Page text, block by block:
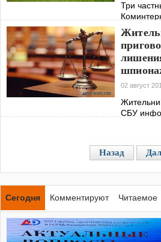
Три
обстрела
02 август
СБУ
годам
сегодня
Назад
Сегодня Комментируют Читаемое